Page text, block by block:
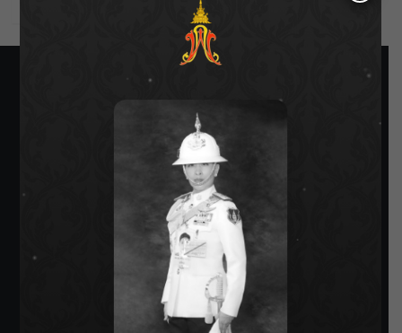
SIAMRATH VARIETY
THE BEST ENTERTAINMENT